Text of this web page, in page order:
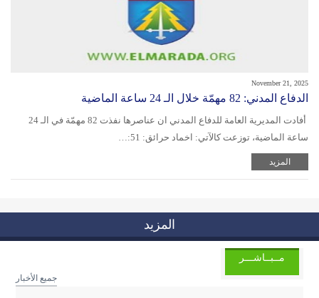
November 21, 2025
الدفاع المدني: 82 مهمّة خلال الـ 24 ساعة الماضية
أفادت المديرية العامة للدفاع المدني ان عناصرها نفذت 82 مهمّة في الـ 24
ساعة الماضية، توزعت كالآتي: اخماد حرائق: 51:…
المزيد
المزيد
مــبــاشـــر
جميع الأخبار